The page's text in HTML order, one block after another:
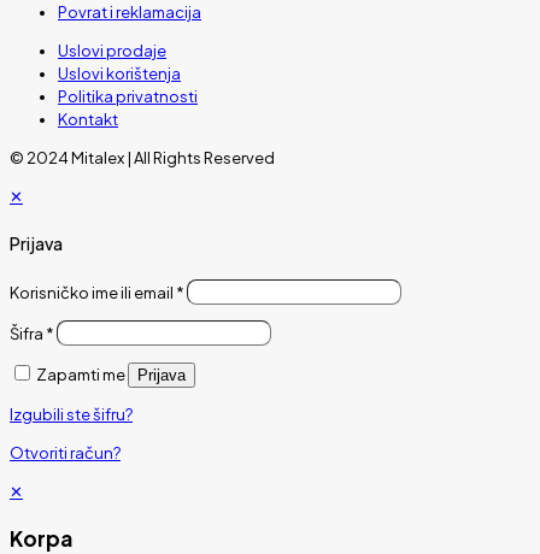
Povrat i reklamacija
Uslovi prodaje
Uslovi korištenja
Politika privatnosti
Kontakt
© 2024 Mitalex | All Rights Reserved
✕
Prijava
Korisničko ime ili email *
Šifra *
Zapamti me Prijava
Izgubili ste šifru?
Otvoriti račun?
✕
Korpa